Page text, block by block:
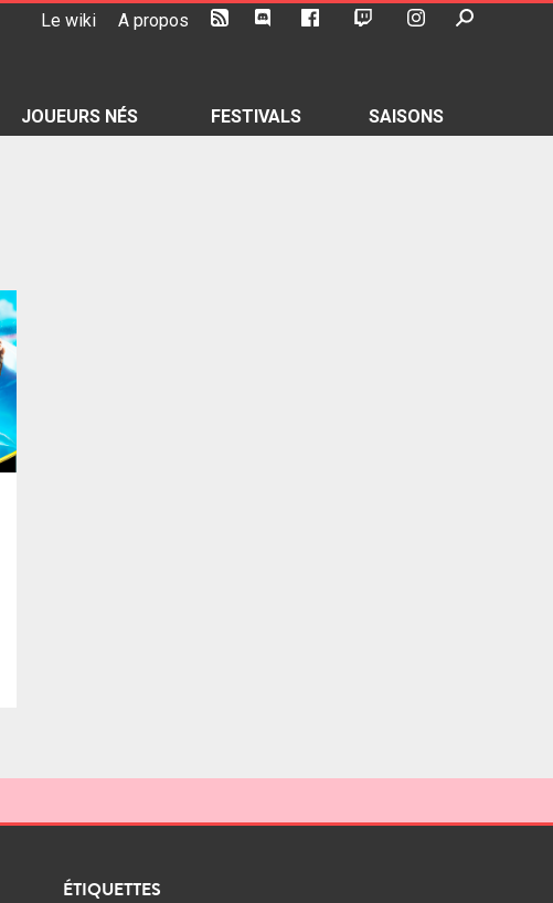
Le wiki A propos
JOUEURS NÉS FESTIVALS SAISONS
ÉTIQUETTES